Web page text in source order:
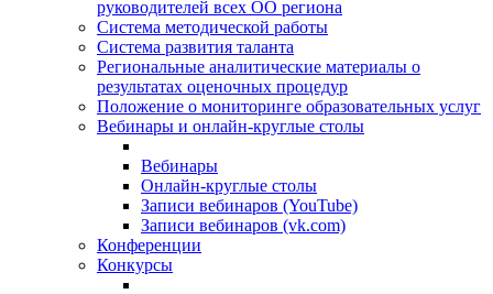
руководителей всех ОО региона
Система методической работы
Система развития таланта
Региональные аналитические материалы о
результатах оценочных процедур
Положение о мониторинге образовательных услуг
Вебинары и онлайн-круглые столы
Вебинары
Онлайн-круглые столы
Записи вебинаров (YouTube)
Записи вебинаров (vk.com)
Конференции
Конкурсы